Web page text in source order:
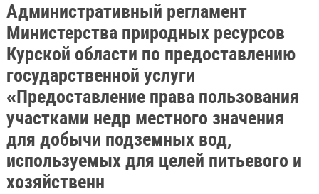
Административный регламент
Министерства природных ресурсов
Курской области по предоставлению
государственной услуги
«Предоставление права пользования
участками недр местного значения
для добычи подземных вод,
используемых для целей питьевого и
хозяйственн